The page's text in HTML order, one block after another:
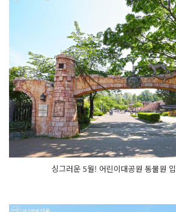
싱그러운 5월! 어린이대공원 동물원